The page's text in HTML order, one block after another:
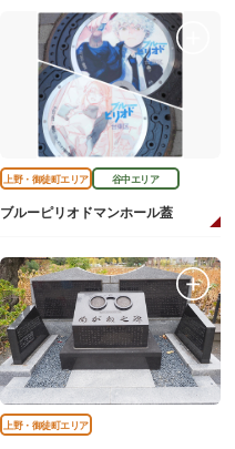
上野・御徒町エリア 谷中エリア
ブルーピリオドマンホール蓋
上野・御徒町エリア